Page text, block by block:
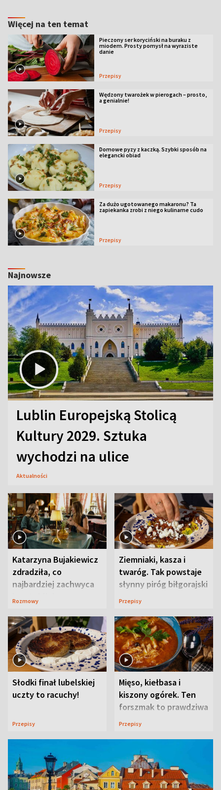
Więcej na ten temat
Pieczony ser koryciński na buraku z
miodem. Prosty pomysł na wyraziste
danie
Przepisy
Wędzony twarożek w pierogach – prosto,
a genialnie!
Przepisy
Domowe pyzy z kaczką. Szybki sposób na
elegancki obiad
Przepisy
Za dużo ugotowanego makaronu? Ta
zapiekanka zrobi z niego kulinarne cudo
Przepisy
Najnowsze
Lublin Europejską Stolicą
Kultury 2029. Sztuka
wychodzi na ulice
Aktualności
Katarzyna Bujakiewicz
zdradziła, co
najbardziej zachwyca
ją w Lublinie
Rozmowy
Ziemniaki, kasza i
twaróg. Tak powstaje
słynny piróg biłgorajski
Przepisy
Słodki finał lubelskiej
uczty to racuchy!
Przepisy
Mięso, kiełbasa i
kiszony ogórek. Ten
forszmak to prawdziwa
uczta
Przepisy